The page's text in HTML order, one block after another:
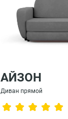
АЙЗОН
Диван прямой